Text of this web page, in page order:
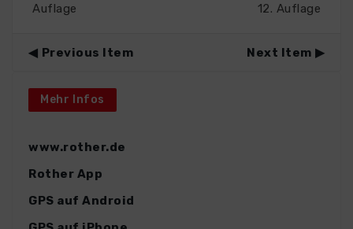
Auflage
12. Auflage
Previous Item Next Item
Mehr Infos
www.rother.de
Rother App
GPS auf Android